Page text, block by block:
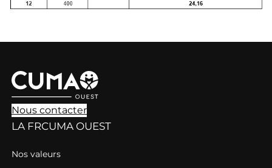
Nous contacter
LA FRCUMA OUEST
Nos valeurs